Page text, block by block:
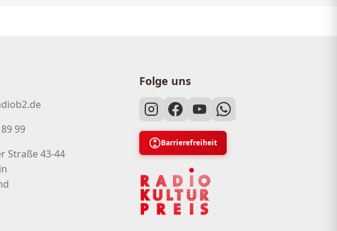
99
Straße 43-44
Folge uns
Barrierefreiheit